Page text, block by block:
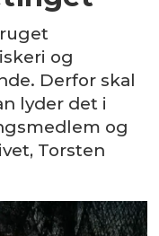
og
Derfor skal
lyder det i
og
Torsten